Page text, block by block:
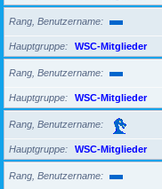
Rang, Benutzername
Hauptgruppe WSC-Mitglieder
Rang, Benutzername
Hauptgruppe WSC-Mitglieder
Rang, Benutzername
Hauptgruppe WSC-Mitglieder
Rang, Benutzername